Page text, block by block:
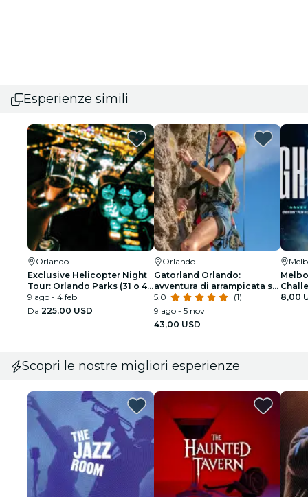
Esperienze simili
Orlando
Exclusive Helicopter Night
Tour: Orlando Parks (31 o 48
miglia)
9 ago - 4 feb
Da 225,00 USD
Orlando
Gatorland Orlando:
avventura di arrampicata su
roccia e ingresso al parco
5.0
(1)
9 ago - 5 nov
43,00 USD
8,00
Scopri le nostre migliori esperienze